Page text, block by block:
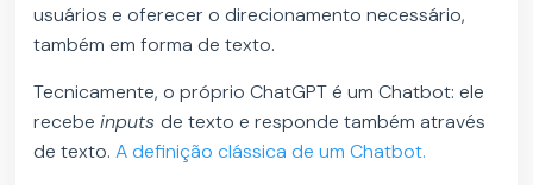
usuários e oferecer o direcionamento necessário,
também em forma de texto.
Tecnicamente, o próprio ChatGPT é um Chatbot: ele
recebeinputsde texto e responde também através
de texto.A definição clássica de um Chatbot.